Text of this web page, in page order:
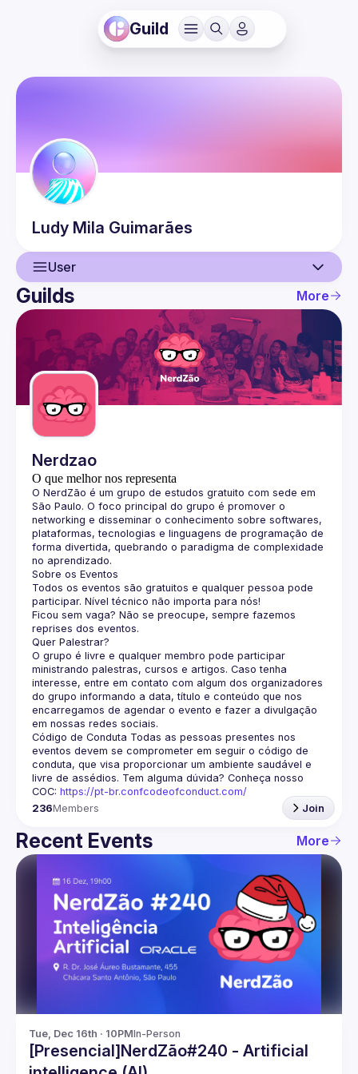
Guild
Ludy Mila Guimarães
User
User
Events
Guilds
Guilds More
Nerdzao
O que melhor nos representa
O NerdZão é um grupo de estudos gratuito com sede em
São Paulo. O foco principal do grupo é promover o
networking e disseminar o conhecimento sobre softwares,
plataformas, tecnologias e linguagens de programação de
forma divertida, quebrando o paradigma de complexidade
no aprendizado.
Sobre os Eventos
Todos os eventos são gratuitos e qualquer pessoa pode
participar. Nível técnico não importa para nós!
Ficou sem vaga? Não se preocupe, sempre fazemos
reprises dos eventos.
Quer Palestrar?
O grupo é livre e qualquer membro pode participar
ministrando palestras, cursos e artigos. Caso tenha
interesse, entre em contato com algum dos organizadores
do grupo informando a data, título e conteúdo que nos
encarregamos de agendar o evento e fazer a divulgação
em nossas redes sociais.
Código de Conduta Todas as pessoas presentes nos
eventos devem se comprometer em seguir o código de
conduta, que visa proporcionar um ambiente saudável e
livre de assédios. Tem alguma dúvida? Conheça nosso
COC: https://pt-br.confcodeofconduct.com/
236Members Join
Recent Events More
Tue, Dec 16th · 10PMIn-Person
[Presencial]NerdZão#240 - Artificial